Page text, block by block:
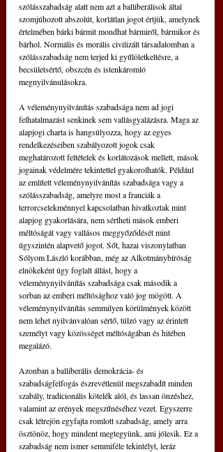
szólás­szabadság alatt nem azt a balliberálisok által
szomjúhozott abszolút, korlátlan jogot értjük, amelynek
értelmében bárki bármit mondhat bármiről, bármikor és
bárhol. Normális és morális civilizált társadalomban a
szólásszabadság nem terjed ki gyűlöletkeltésre, a
becsületsértő, obszcén és istenkáromló
megnyilvánulásokra.
A véleménynyilvánítás szabadsága nem ad jogi
felhatalmazást senkinek sem vallásgyalázásra. Maga az
alapjogi charta is hangsúlyozza, hogy az egyes
rendelkezéseiben szabályozott jogok csak
meghatározott feltételek és korlátozások mellett, mások
jogainak védelmére tekintettel gyakorolhatók. Például
az említett véleménynyilvánítás szabadsága vagy a
szólásszabadság, amelyre most a franciák a
terrorcselekménnyel kapcsolatban hivatkoztak mint
alapjog gyakorlására, nem sértheti mások emberi
méltóságát vagy vallásos meggyőződését mint
úgyszintén alapvető jogot. Sőt, hazai viszonylatban
Sólyom László korábban, még az Alkotmánybíróság
elnökeként úgy foglalt állást, hogy a
véleménynyilvánítás szabadsága csak második a
sorban az emberi méltósághoz való jog mögött. A
véleménynyilvánítás semmilyen körülmények között
nem lehet nyilvánvalóan sértő, túlzó vagy az érintett
személyt vagy közösséget méltóságában és hitében
megalázó.
Azonban a balliberális demokrácia- és
szabadságfelfogás észrevétlenül megszabadít minden
szabály, tradicionális kötelék alól, és lassan önzéshez,
valamint az erények megszűnéséhez vezet. Egyszerre
csak létrejön egyfajta romlott szabadság, amely arra
ösztönöz, hogy mindent megtegyünk, ami jólesik. Ez a
szabadság nem ismer semmiféle tekintélyt, leráz